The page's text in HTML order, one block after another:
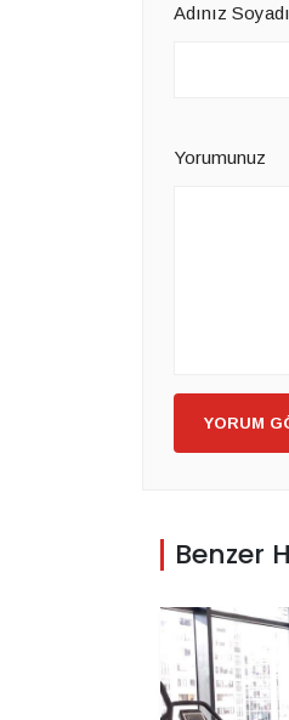
Adınız
Yorumunuz
YORUM
Benzer